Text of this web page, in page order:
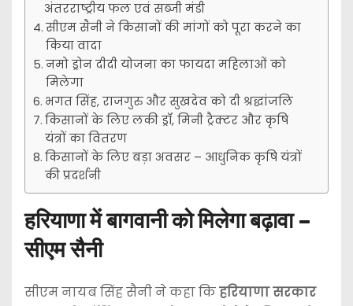
अंतरराष्ट्रीय फल एवं सब्जी मंडी
सीएम सैनी ने किसानों की मांगों को पूरा करने का
किया वादा
नमो ड्रोन दीदी योजना का फायदा महिलाओं को
मिलेगा
भगत सिंह, राजगुरु और सुखदेव को दी श्रद्धांजलि
किसानों के लिए लकी ड्रॉ, मिनी ट्रैक्टर और कृषि
यंत्रों का वितरण
किसानों के लिए बड़ा अवसर – आधुनिक कृषि यंत्रों
की प्रदर्शनी
हरियाणा में बागवानी को मिलेगा बढ़ावा –
सीएम सैनी
सीएम नायब सिंह सैनी ने कहा किहरियाणा सरकार